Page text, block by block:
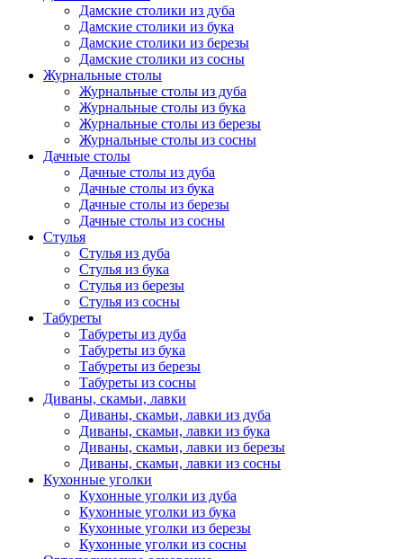
Дамские столики из дуба
Дамские столики из бука
Дамские столики из березы
Дамские столики из сосны
Журнальные столы
Журнальные столы из дуба
Журнальные столы из бука
Журнальные столы из березы
Журнальные столы из сосны
Дачные столы
Дачные столы из дуба
Дачные столы из бука
Дачные столы из березы
Дачные столы из сосны
Стулья
Стулья из дуба
Стулья из бука
Стулья из березы
Стулья из сосны
Табуреты
Табуреты из дуба
Табуреты из бука
Табуреты из березы
Табуреты из сосны
Диваны, скамьи, лавки
Диваны, скамьи, лавки из дуба
Диваны, скамьи, лавки из бука
Диваны, скамьи, лавки из березы
Диваны, скамьи, лавки из сосны
Кухонные уголки
Кухонные уголки из дуба
Кухонные уголки из бука
Кухонные уголки из березы
Кухонные уголки из сосны